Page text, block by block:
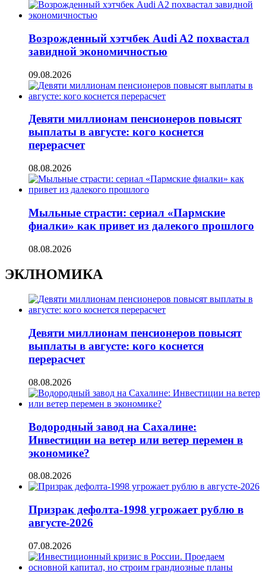
Возрожденный хэтчбек Audi A2 похвастал
завидной экономичностью
09.08.2026
Девяти миллионам пенсионеров повысят
выплаты в августе: кого коснется
перерасчет
08.08.2026
Мыльные страсти: сериал «Пармские
фиалки» как привет из далекого прошлого
08.08.2026
ЭКЛНОМИКА
Девяти миллионам пенсионеров повысят
выплаты в августе: кого коснется
перерасчет
08.08.2026
Водородный завод на Сахалине:
Инвестиции на ветер или ветер перемен в
экономике?
08.08.2026
Призрак дефолта-1998 угрожает рублю в
августе-2026
07.08.2026